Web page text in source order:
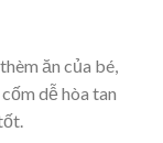
ăn của bé,
dễ hòa tan